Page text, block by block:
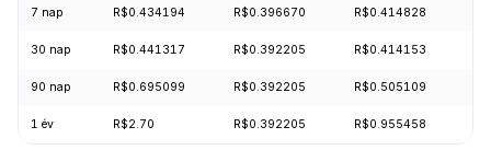
7 nap R$0.434194 R$0.396670 R$0.414828
30 nap R$0.441317 R$0.392205 R$0.414153
90 nap R$0.695099 R$0.392205 R$0.505109
1 év R$2.70 R$0.392205 R$0.955458